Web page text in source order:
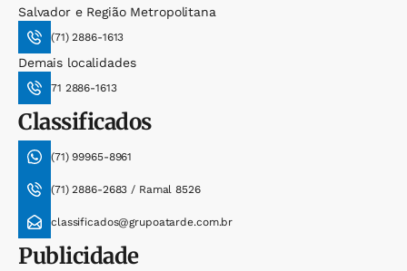
Salvador e Região Metropolitana
(71) 2886-1613
Demais localidades
71 2886-1613
Classificados
(71) 99965-8961
(71) 2886-2683 / Ramal 8526
classificados@grupoatarde.com.br
Publicidade